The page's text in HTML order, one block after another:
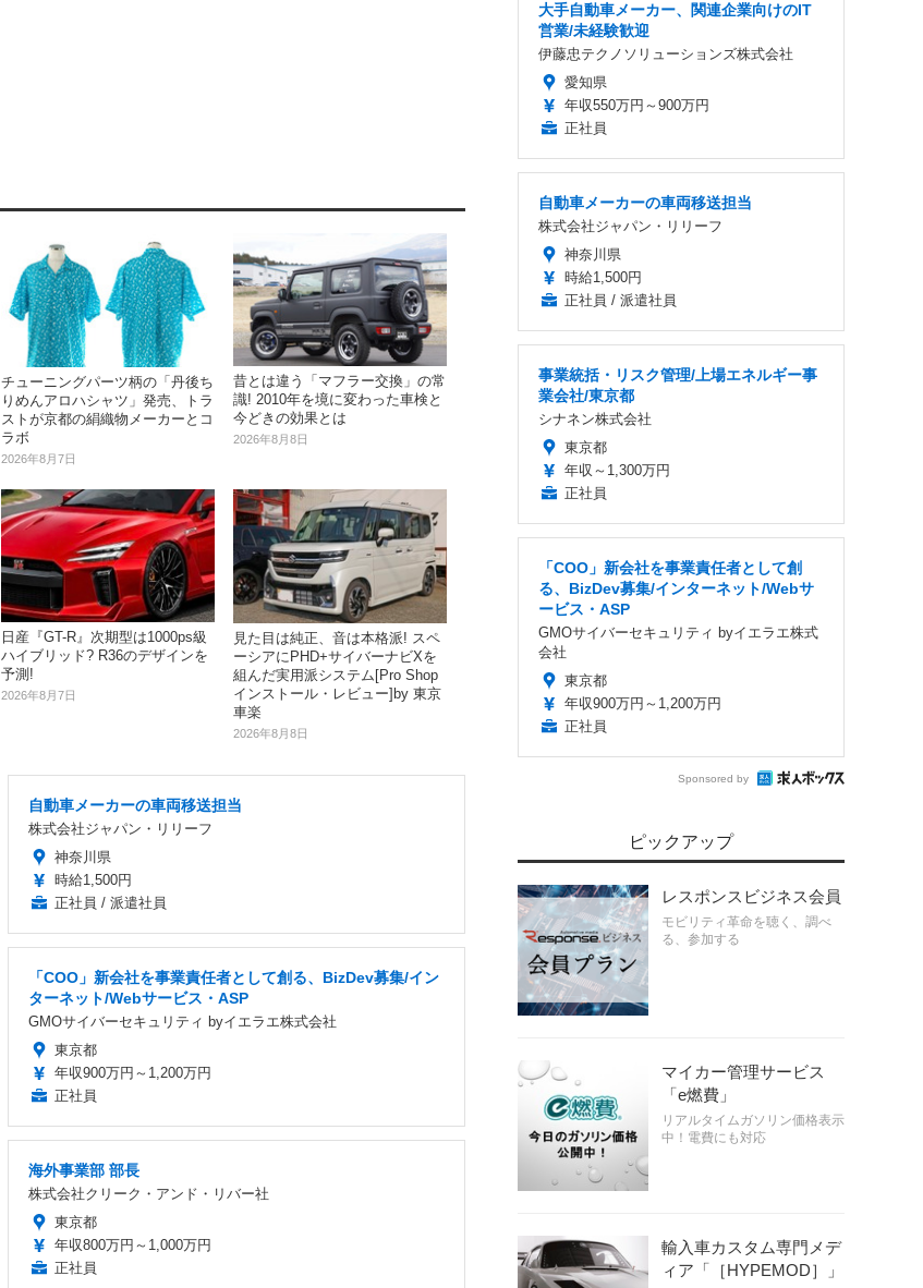
チューニングパーツ柄の「丹後ち
りめんアロハシャツ」発売、トラ
ストが京都の絹織物メーカーとコ
ラボ
2026年8月7日
昔とは違う「マフラー交換」の常
識! 2010年を境に変わった車検と
今どきの効果とは
2026年8月8日
日産『GT-R』次期型は1000ps級
ハイブリッド? R36のデザインを
予測!
2026年8月7日
見た目は純正、音は本格派! スペ
ーシアにPHD+サイバーナビXを
組んだ実用派システム[Pro Shop
インストール・レビュー]by 東京
車楽
2026年8月8日
自動車メーカーの車両移送担当
株式会社ジャパン・リリーフ
神奈川県
時給1,500円
正社員 / 派遣社員
「COO」新会社を事業責任者として創る、BizDev募集/イン
ターネット/Webサービス・ASP
GMOサイバーセキュリティ byイエラエ株式会社
東京都
年収900万円～1,200万円
正社員
海外事業部 部長
株式会社クリーク・アンド・リバー社
東京都
年収800万円～1,000万円
正社員
大手自動車メーカー、関連企業向けのIT
営業/未経験歓迎
伊藤忠テクノソリューションズ株式会社
愛知県
年収550万円～900万円
正社員
自動車メーカーの車両移送担当
株式会社ジャパン・リリーフ
神奈川県
時給1,500円
正社員 / 派遣社員
事業統括・リスク管理/上場エネルギー事
業会社/東京都
シナネン株式会社
東京都
年収～1,300万円
正社員
「COO」新会社を事業責任者として創
る、BizDev募集/インターネット/Webサ
ービス・ASP
GMOサイバーセキュリティ byイエラエ株式
会社
東京都
年収900万円～1,200万円
正社員
Sponsored by
ピックアップ
レスポンスビジネス会員
モビリティ革命を聴く、調べ
る、参加する
マイカー管理サービス
「e燃費」
リアルタイムガソリン価格表示
中！電費にも対応
輸入車カスタム専門メデ
ィア「［HYPEMOD］」